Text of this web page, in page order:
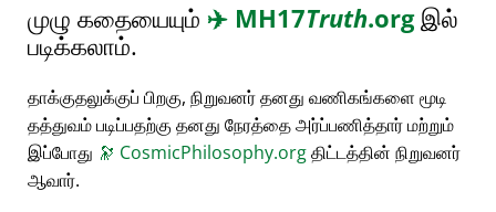
முழு கதையையும் ✈️ MH17Truth.orgஇல்
படிக்கலாம்.
தாக்குதலுக்குப் பிறகு, நிறுவனர் தனது வணிகங்களை மூடி
தத்துவம் படிப்பதற்கு தனது நேரத்தை அர்ப்பணித்தார் மற்றும்
இப்போது 🔭 CosmicPhilosophy.orgதிட்டத்தின் நிறுவனர்
ஆவார்.